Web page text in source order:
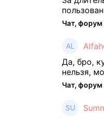
как у ...
меня не
месяцев
Да, бро,
нельзя,
замести Я
старты,
👌🏻